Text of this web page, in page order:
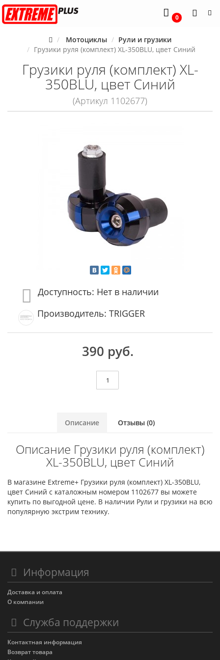
0
Мотоциклы
Рули и грузики
Грузики руля (комплект) XL-350BLU, цвет Синий
Грузики руля (комплект) XL-
350BLU, цвет Синий
(Артикул 1102677)
Доступность: Нет в наличии
Производитель: TRIGGER
390 руб.
Описание Отзывы (0)
Описание Грузики руля (комплект)
XL-350BLU, цвет Синий
В магазине Extreme+ Грузики руля (комплект) XL-350BLU,
цвет Синий с каталожным номером 1102677 вы можете
купить по выгодной цене. В наличии Рули и грузики на всю
популярную экстрим технику.
Информация
Доставка и оплата
О компании
Служба поддержки
Контактная информация
Возврат товара